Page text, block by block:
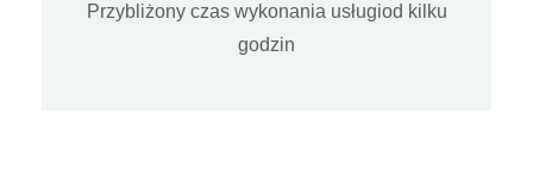
Przybliżony czas wykonania usługiod kilku
godzin